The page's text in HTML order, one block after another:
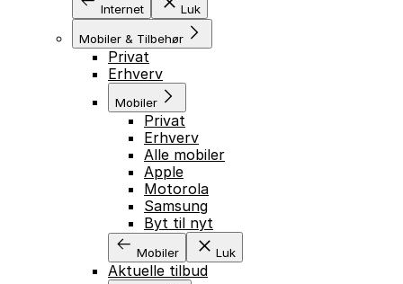
Internet Luk
Mobiler & Tilbehør
Privat
Erhverv
Mobiler
Privat
Erhverv
Alle mobiler
Apple
Motorola
Samsung
Byt til nyt
Mobiler Luk
Aktuelle tilbud